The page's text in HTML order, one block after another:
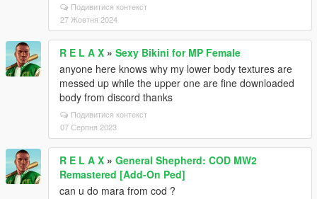
Подивитися контекст
27 Жовтня 2024
R E L A X » Sexy Bikini for MP Female
anyone here knows why my lower body textures are
messed up while the upper one are fine downloaded
body from discord thanks
Подивитися контекст
07 Серпня 2023
R E L A X » General Shepherd: COD MW2
Remastered [Add-On Ped]
can u do mara from cod ?